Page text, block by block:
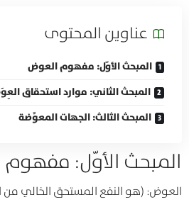
عناوين المحتوی
المبحث الأوّل: مفهوم العوض
المبحث الثاني: موارد استحقاق
المبحث الثالث: الجهات المعوِّضة
المبحث الأوّل:
العوض: (هو النفع المستحق الخالي من